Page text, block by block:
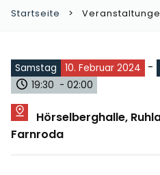
Startseite
Samstag 10. Februar 2024 -
19:30 - 02:00
Hörselberghalle,
Farnroda